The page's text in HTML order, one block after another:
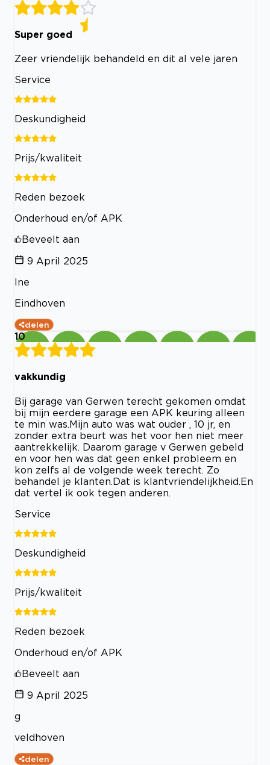
Super goed
Zeer vriendelijk behandeld en dit al vele jaren
Service
Deskundigheid
Prijs/kwaliteit
Reden bezoek
Onderhoud en/of APK
Beveelt aan
9 April 2025
Ine
Eindhoven
delen
10
vakkundig
Bij garage van Gerwen terecht gekomen omdat
bij mijn eerdere garage een APK keuring alleen
te min was.Mijn auto was wat ouder , 10 jr, en
zonder extra beurt was het voor hen niet meer
aantrekkelijk. Daarom garage v Gerwen gebeld
en voor hen was dat geen enkel probleem en
kon zelfs al de volgende week terecht. Zo
behandel je klanten.Dat is klantvriendelijkheid.En
dat vertel ik ook tegen anderen.
Service
Deskundigheid
Prijs/kwaliteit
Reden bezoek
Onderhoud en/of APK
Beveelt aan
9 April 2025
g
veldhoven
delen